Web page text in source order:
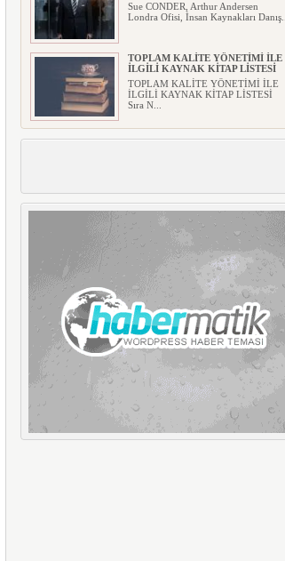
Sue CONDER, Arthur Andersen
Londra Ofisi, İnsan Kaynakları Danış...
TOPLAM KALİTE YÖNETİMİ İLE
İLGİLİ KAYNAK KİTAP LİSTESİ
TOPLAM KALİTE YÖNETİMİ İLE
İLGİLİ KAYNAK KİTAP LİSTESİ
Sıra N...